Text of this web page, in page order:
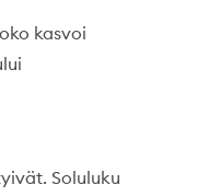
kasvoi
Soluluku